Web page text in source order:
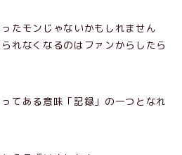
たモンじゃないかもしれません
れなくなるのはファンからしたら
てある意味「記録」の一つとなれ